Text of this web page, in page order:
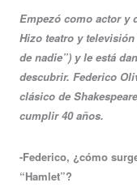
Empezó como actor y
Hizo teatro y
de nadie”) y le está
descubrir. Federico
clásico de
cumplir 40 años.
-Federico, ¿cómo
“Hamlet”?